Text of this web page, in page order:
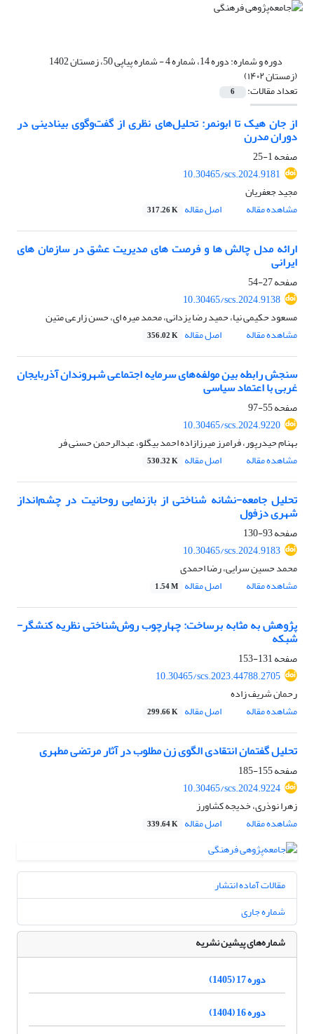
دوره و شماره: دوره 14، شماره 4 - شماره پیاپی 50، زمستان 1402
(زمستان ۱۴۰۲)
تعداد مقالات: 6
از جان هیک تا ابونمر: تحلیل‌های نظری از گفت‌وگوی بینادینی در
دوران مدرن
صفحه1-25
10.30465/scs.2024.9181
مجید جعفریان
مشاهده مقاله
اصل مقاله 317.26 K
ارائه مدل چالش ها و فرصت های مدیریت عشق در سازمان های
ایرانی
صفحه27-54
10.30465/scs.2024.9138
مسعود حکیمی نیا، حمید رضا یزدانی، محمد میره ای، حسن زارعی متین
مشاهده مقاله
اصل مقاله 356.02 K
سنجش رابطه بین مولفه‌های سرمایه اجتماعی شهروندان آذربایجان
غربی با اعتماد سیاسی
صفحه55-97
10.30465/scs.2024.9220
بهنام حیدرپور، فرامرز میرزازاده احمد بیگلو، عبدالرحمن حسنی فر
مشاهده مقاله
اصل مقاله 530.32 K
تحلیل جامعه-نشانه شناختی از بازنمایی روحانیت در چشم‌انداز
شهری دزفول
صفحه93-130
10.30465/scs.2024.9183
محمد حسین سرایی، رضا احمدی
مشاهده مقاله
اصل مقاله 1.54 M
پژوهش به مثابه برساخت: چهارچوب روش‌شناختی نظریه کنشگر-
شبکه
صفحه131-153
10.30465/scs.2023.44788.2705
رحمان شریف زاده
مشاهده مقاله
اصل مقاله 299.66 K
تحلیل گفتمان انتقادی الگوی زن مطلوب در آثار مرتضی مطهری
صفحه155-185
10.30465/scs.2024.9224
زهرا نوذری، خدیجه کشاورز
مشاهده مقاله
اصل مقاله 339.64 K
مقالات آماده انتشار
شماره جاری
شماره‌های پیشین نشریه
دوره 17 (1405)
دوره 16 (1404)